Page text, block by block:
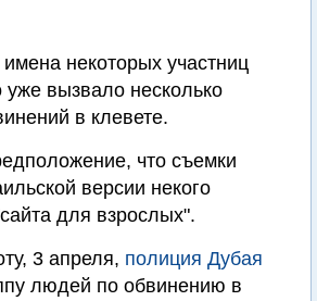
некоторых участниц
уже вызвало несколько
в клевете.
что съемки
версии некого
для взрослых".
3 апреля, полиция Дубая
людей по обвинению в